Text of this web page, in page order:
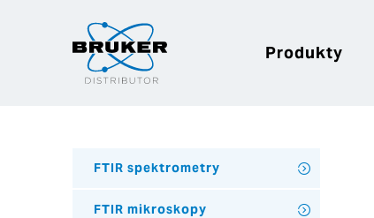
Produkty
FTIR spektrometry
FTIR mikroskopy